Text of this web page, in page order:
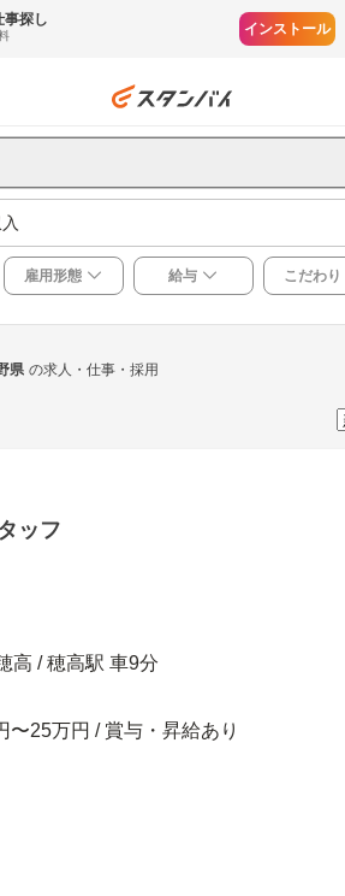
事探し
インストール
雇用形態 給与 こだわり
県 の求人・仕事・採用
ッフ
高 / 穂高駅 車9分
〜25万円 / 賞与・昇給あり